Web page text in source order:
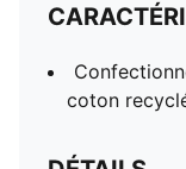
coton